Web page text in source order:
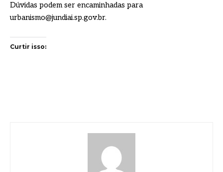
Dúvidas podem ser encaminhadas para
urbanismo@jundiai.sp.gov.br.
Curtir isso: